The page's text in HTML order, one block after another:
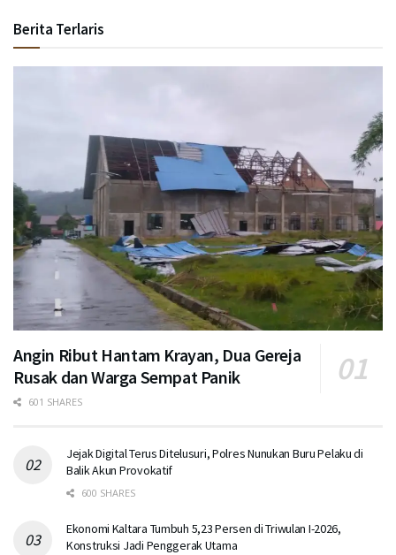
Berita Terlaris
Angin Ribut Hantam Krayan, Dua Gereja
Rusak dan Warga Sempat Panik
601 SHARES
Jejak Digital Terus Ditelusuri, Polres Nunukan Buru Pelaku di
Balik Akun Provokatif
600 SHARES
Ekonomi Kaltara Tumbuh 5,23 Persen di Triwulan I-2026,
Konstruksi Jadi Penggerak Utama